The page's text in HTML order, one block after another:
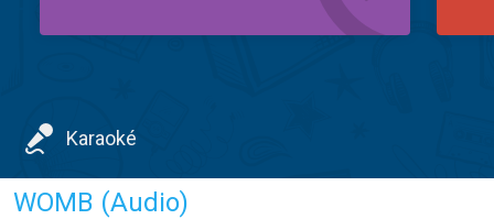
Karaoké
WOMB (Audio)